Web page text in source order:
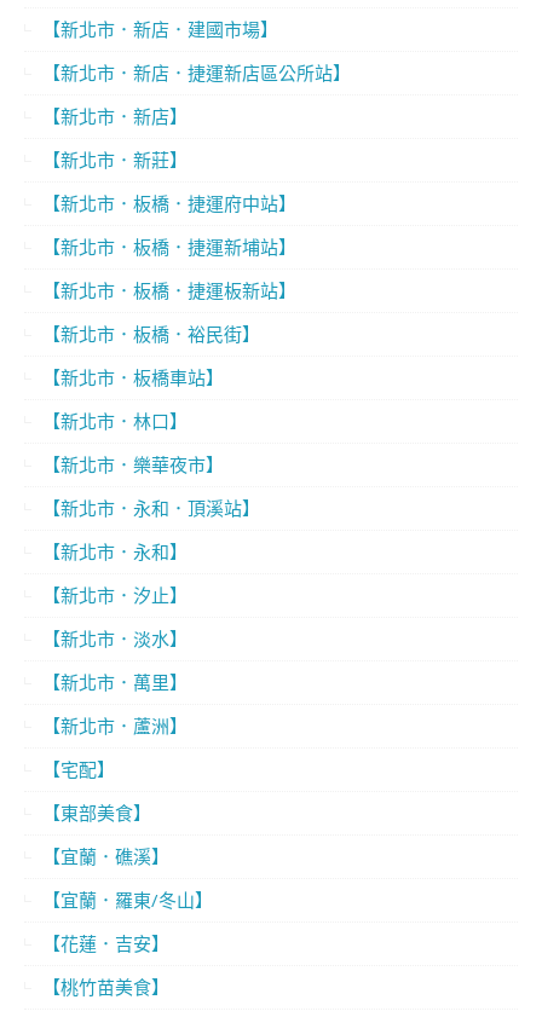
【新北市．新店．建國市場】
【新北市．新店．捷運新店區公所站】
【新北市．新店】
【新北市．新莊】
【新北市．板橋．捷運府中站】
【新北市．板橋．捷運新埔站】
【新北市．板橋．捷運板新站】
【新北市．板橋．裕民街】
【新北市．板橋車站】
【新北市．林口】
【新北市．樂華夜市】
【新北市．永和．頂溪站】
【新北市．永和】
【新北市．汐止】
【新北市．淡水】
【新北市．萬里】
【新北市．蘆洲】
【宅配】
【東部美食】
【宜蘭．礁溪】
【宜蘭．羅東/冬山】
【花蓮．吉安】
【桃竹苗美食】